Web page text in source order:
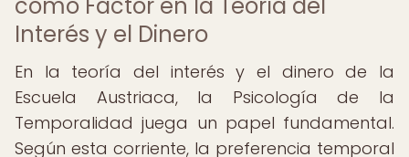
Interés y el Dinero
En la teoría del interés y el dinero de la
Escuela Austriaca, la Psicología de la
Temporalidad juega un papel fundamental.
Según esta corriente, la preferencia temporal